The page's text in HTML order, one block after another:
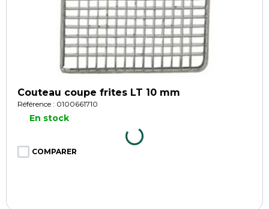
Couteau coupe frites LT 10 mm
Référence : 0100661710
En stock
COMPARER